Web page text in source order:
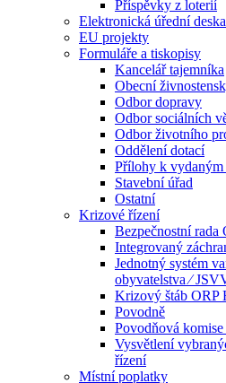
Příspěvky z loterií
Elektronická úřední deska
EU projekty
Formuláře a tiskopisy
Kancelář tajemníka
Obecní
Odbor dopravy
Odbor sociálních
Odbor životního
Oddělení dotací
Přílohy k
Stavební úřad
Ostatní
Krizové řízení
Bezpečnostní rada
Integrovaný
Jednotný systém
obyvatelstva ⁄
Krizový štáb ORP
Povodně
Povodňová
Vysvětlení
řízení
Místní poplatky